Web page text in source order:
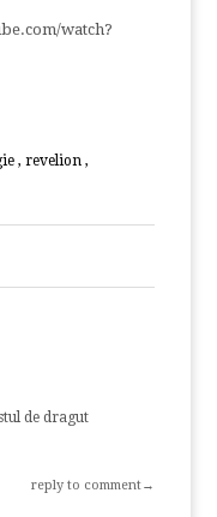
watch?
,revelion ,
de dragut
reply to comment→